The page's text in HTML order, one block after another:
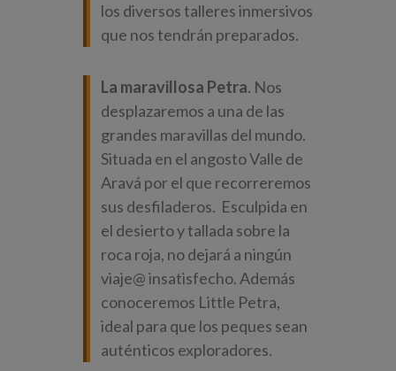
los diversos talleres inmersivos
que nos tendrán preparados.
La maravillosa Petra. Nos
desplazaremos a una de las
grandes maravillas del mundo.
Situada en el angosto Valle de
Aravá por el que recorreremos
sus desfiladeros. Esculpida en
el desierto y tallada sobre la
roca roja, no dejará a ningún
viaje@ insatisfecho. Además
conoceremos Little Petra,
ideal para que los peques sean
auténticos exploradores.